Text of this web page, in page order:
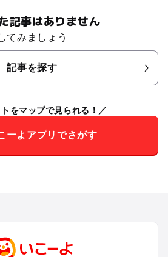
記事はありません
てみましょう
記事を探す
をマップで見られる！
ーよアプリでさがす